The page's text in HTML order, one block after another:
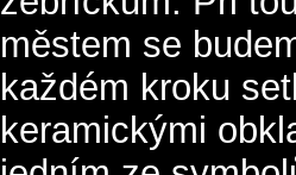
městem se
každém kroku
keramickými